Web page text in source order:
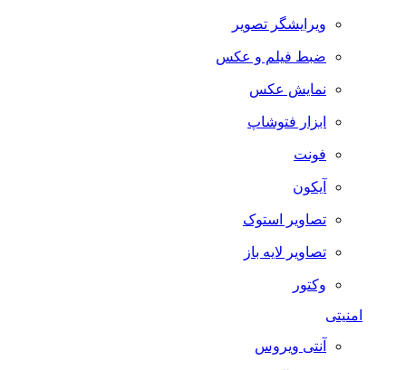
ویرایشگر تصویر
ضبط فيلم و عكس
نمایش عکس
ابزار فتوشاپ
فونت
آیکون
تصاویر استوک
تصاویر لایه باز
وکتور
امنیتی
آنتی ویروس